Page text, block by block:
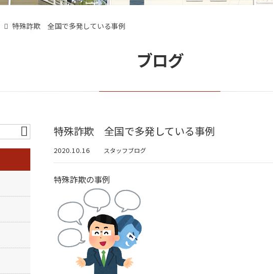
特殊詐欺 全国で多発している事例
ブログ
特殊詐欺 全国で多発している事例
2020.10.16 スタッフブログ
特殊詐欺の事例